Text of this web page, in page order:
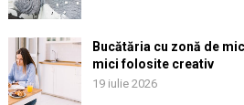
Bucătăria cu zonă de
mici folosite creativ
19 iulie 2026